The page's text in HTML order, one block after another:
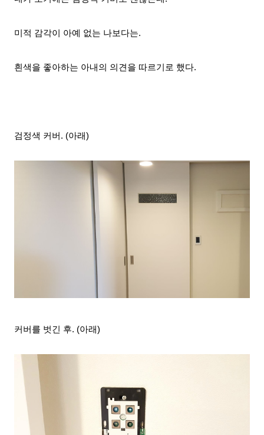
미적 감각이 아예 없는 나보다는.
흰색을 좋아하는 아내의 의견을 따르기로 했다.
검정색 커버. (아래)
커버를 벗긴 후. (아래)